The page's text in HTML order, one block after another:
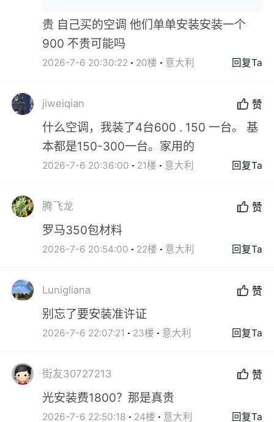
贵 自己买的空调 他们单单安装安装一个
900 不贵可能吗
2026-7-6 20:30:22 20楼 意大利 回复Ta
jiweiqian 赞
什么空调，我装了4台600 . 150 一台。 基
本都是150-300一台。家用的
2026-7-6 20:36:00 21楼 意大利 回复Ta
腾飞龙 赞
罗马350包材料
2026-7-6 20:54:00 22楼 意大利 回复Ta
Lunigliana 赞
别忘了要安装准许证
2026-7-6 22:07:21 23楼 意大利 回复Ta
街友30727213 赞
光安装费1800？那是真贵
2026-7-6 22:50:18 24楼 意大利 回复Ta